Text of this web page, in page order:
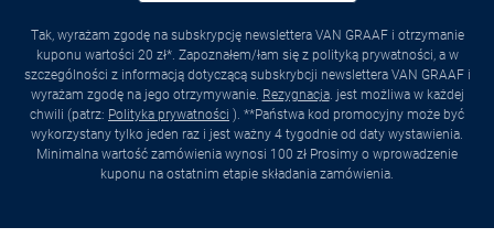
Tak, wyrażam zgodę na subskrypcję newslettera VAN GRAAF i otrzymanie
kuponu wartości 20 zł*. Zapoznałem/łam się z polityką prywatności, a w
szczególności z informacją dotyczącą subskrybcji newslettera VAN GRAAF i
wyrażam zgodę na jego otrzymywanie. Rezygnacja. jest możliwa w każdej
chwili (patrz: Polityka prywatności ). **Państwa kod promocyjny może być
wykorzystany tylko jeden raz i jest ważny 4 tygodnie od daty wystawienia.
Minimalna wartość zamówienia wynosi 100 zł Prosimy o wprowadzenie
kuponu na ostatnim etapie składania zamówienia.